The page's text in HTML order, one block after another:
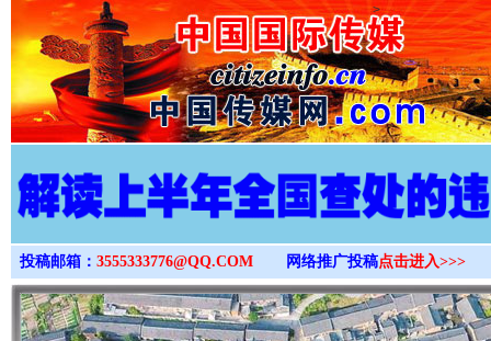
>
投稿邮箱： 3555333776@QQ.COM 网络推广投稿点击进入>>>